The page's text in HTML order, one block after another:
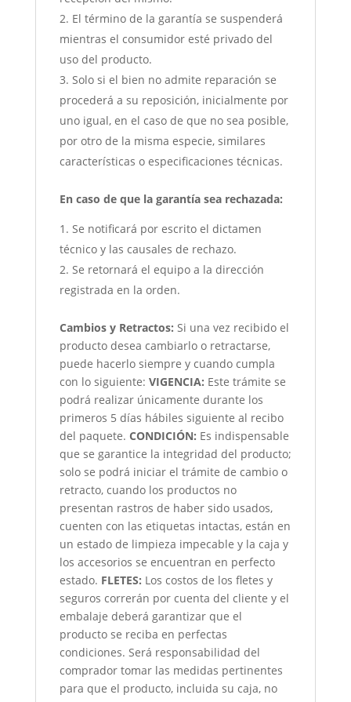
El término de la garantía se suspenderá
mientras el consumidor esté privado del
uso del producto.
Solo si el bien no admite reparación se
procederá a su reposición, inicialmente por
uno igual, en el caso de que no sea posible,
por otro de la misma especie, similares
características o especificaciones técnicas.
En caso de que la garantía sea rechazada:
Se notificará por escrito el dictamen
técnico y las causales de rechazo.
Se retornará el equipo a la dirección
registrada en la orden.
Cambios y Retractos: Si una vez recibido el
producto desea cambiarlo o retractarse,
puede hacerlo siempre y cuando cumpla
con lo siguiente: VIGENCIA: Este trámite se
podrá realizar únicamente durante los
primeros 5 días hábiles siguiente al recibo
del paquete. CONDICIÓN: Es indispensable
que se garantice la integridad del producto;
solo se podrá iniciar el trámite de cambio o
retracto, cuando los productos no
presentan rastros de haber sido usados,
cuenten con las etiquetas intactas, están en
un estado de limpieza impecable y la caja y
los accesorios se encuentran en perfecto
estado. FLETES: Los costos de los fletes y
seguros correrán por cuenta del cliente y el
embalaje deberá garantizar que el
producto se reciba en perfectas
condiciones. Será responsabilidad del
comprador tomar las medidas pertinentes
para que el producto, incluida su caja, no